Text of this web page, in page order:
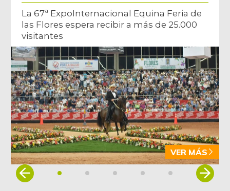
Maracuyá
07/18/2026
$ 4.778,00
+33,95%
Melón
07/25/2026
$ 2.900,00
+7,41%
Mora de castilla
07/25/2026
$ 6.200,00
+3,33%
Naranja común
07/25/2026
$ 1.800,00
+7,98%
Panela cuadrada
01/05/2013
$ 1.438,00
-4,13%
Panela cuadrada
La 67ª ExpoInternacional Equina Feria de
las Flores espera recibir a más de 25.000
visitantes
VER MÁS
Item